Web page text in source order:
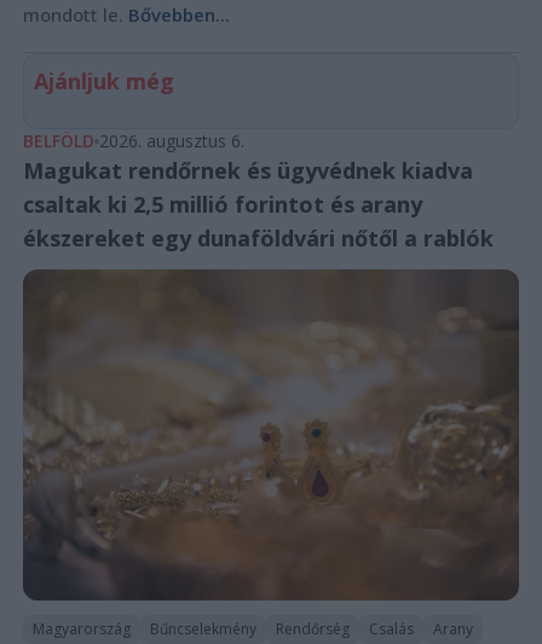
mondott le. Bővebben...
Ajánljuk még
BELFÖLD 2026. augusztus 6.
Magukat rendőrnek és ügyvédnek kiadva
csaltak ki 2,5 millió forintot és arany
ékszereket egy dunaföldvári nőtől a rablók
Magyarország Bűncselekmény Rendőrség Csalás Arany